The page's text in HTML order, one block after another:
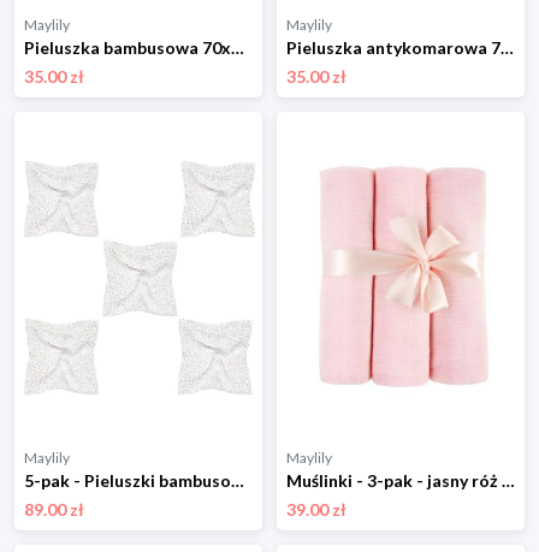
Maylily
Pieluszka bambusowa 70x70 - Rozkwitajki - OUTLET
35.00 zł
Maylily
Pieluszka antykomarowa 70x70 - Srebrne piórka - OUTLET
35.00 zł
Maylily
5-pak - Pieluszki bambusowe mini 25x25 - Kamyczki beż
89.00 zł
Maylily
Muślinki - 3-pak - jasny róż - OUTLET
39.00 zł